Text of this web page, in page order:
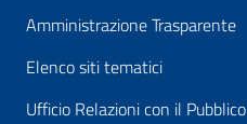
Amministrazione Trasparente
Elenco siti tematici
Ufficio Relazioni con il Pubblico